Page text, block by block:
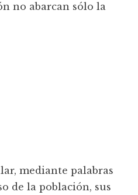
no abarcan sólo la
mediante palabras
de la población, sus